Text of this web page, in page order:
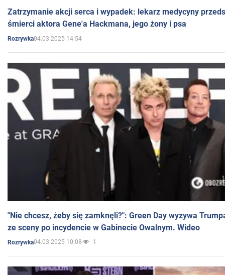
Zatrzymanie akcji serca i wypadek: lekarz medycyny
śmierci aktora Gene'a Hackmana, jego żony i psa
Rozrywka04.03.2025 14:54
"Nie chcesz, żeby się zamknęli?": Green Day wyzywa
ze sceny po incydencie w Gabinecie Owalnym. Wideo
Rozrywka04.03.2025 10:08 1